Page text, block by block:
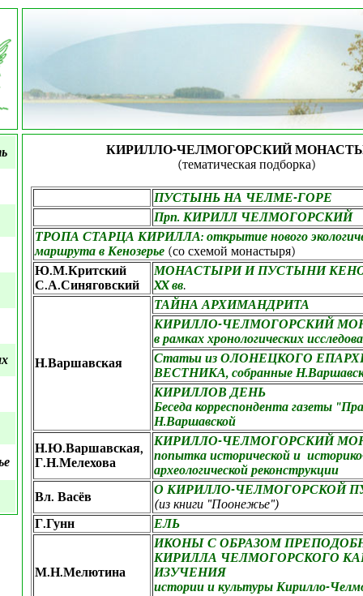
КИРИЛЛО-ЧЕЛМОГОРСКИЙ
(тематическая подборка)
ПУСТЫНЬ НА ЧЕЛМЕ-ГОРЕ
Прп. КИРИЛЛ ЧЕЛМОГОРСКИЙ
ТРОПА СТАРЦА КИРИЛЛА: открытие нового
маршрута в Кенозерье(со схемой монастыря)
Ю.М.Критский
С.А.Синяговский
МОНАСТЫРИ И ПУСТЫНИ
XX вв.
Н.Варшавская
ТАЙНА АРХИМАНДРИТА
КИРИЛЛО-ЧЕЛМОГОРСКИЙ
в рамках хронологических
Статьи из ОЛОНЕЦКОГО
ВЕСТНИКА, собранные
КИРИЛЛОВ ДЕНЬ
Беседа корреспондента газеты
Н.Варшавской
Н.Ю.Варшавская,
Г.Н.Мелехова
КИРИЛЛО-ЧЕЛМОГОРСКИЙ
попытка исторической и
археологической реконструкции
Вл. Васёв
О КИРИЛЛО-ЧЕЛМОГОРСКОЙ
(из книги "Поонежье")
Г.Гунн
ЕЛЬ
М.Н.Мелютина
ИКОНЫ С ОБРАЗОМ
КИРИЛЛА ЧЕЛМОГОРСКОГО
ИЗУЧЕНИЯ
истории и культуры Кирилло-